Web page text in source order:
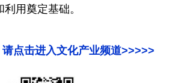
用奠定基础。
点击进入文化产业频道>>>>>